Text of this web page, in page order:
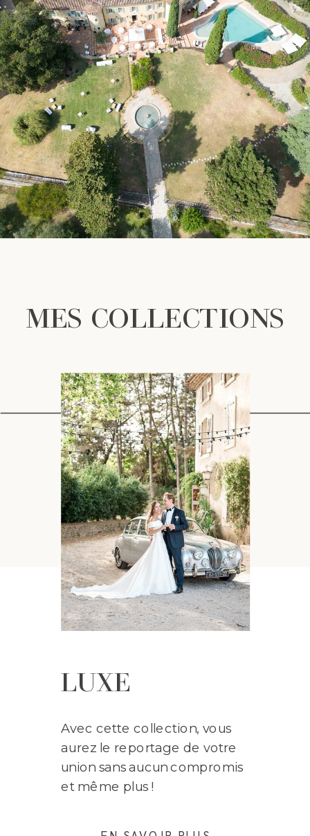
Avec cette collection, vous
aurez le reportage de votre
union sans aucun compromis
et même plus !
LUXE
MES COLLECTIONS